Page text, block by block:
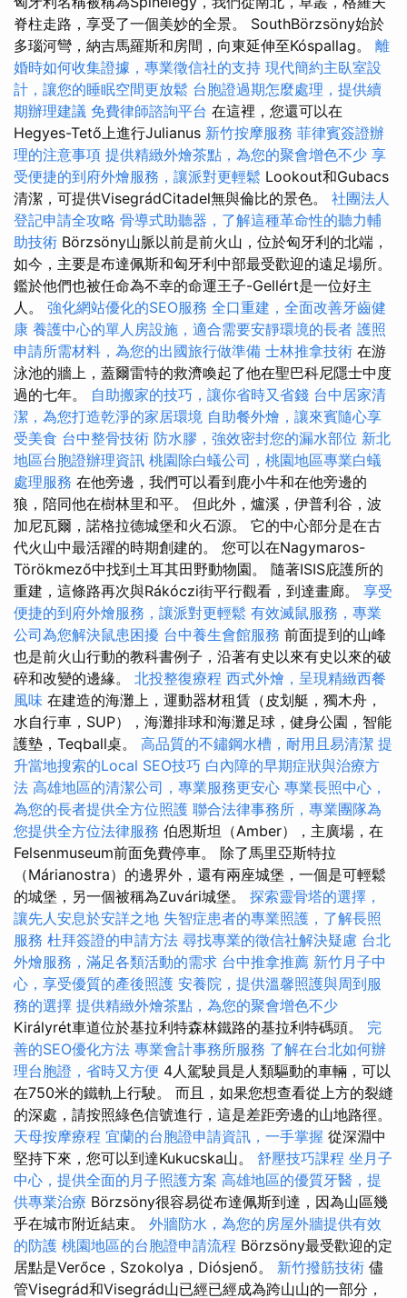
脊柱走路，享受了一個美妙的全景。 SouthBörzsöny始於
多瑙河彎，納吉馬羅斯和房間，向東延伸至Kóspallag。 離
婚時如何收集證據，專業徵信社的支持 現代簡約主臥室設
計，讓您的睡眠空間更放鬆 台胞證過期怎麼處理，提供續
期辦理建議 免費律師諮詢平台 在這裡，您還可以在
Hegyes-Tető上進行Julianus 新竹按摩服務 菲律賓簽證辦
理的注意事項 提供精緻外燴茶點，為您的聚會增色不少 享
受便捷的到府外燴服務，讓派對更輕鬆 Lookout和Gubacs
清潔，可提供VisegrádCitadel無與倫比的景色。 社團法人
登記申請全攻略 骨導式助聽器，了解這種革命性的聽力輔
助技術 Börzsöny山脈以前是前火山，位於匈牙利的北端，
如今，主要是布達佩斯和匈牙利中部最受歡迎的遠足場所。
鑑於他們也被任命為不幸的命運王子-Gellért是一位好主
人。 強化網站優化的SEO服務 全口重建，全面改善牙齒健
康 養護中心的單人房設施，適合需要安靜環境的長者 護照
申請所需材料，為您的出國旅行做準備 士林推拿技術 在游
泳池的牆上，蓋爾雷特的救濟喚起了他在聖巴科尼隱士中度
過的七年。 自助搬家的技巧，讓你省時又省錢 台中居家清
潔，為您打造乾淨的家居環境 自助餐外燴，讓來賓隨心享
受美食 台中整骨技術 防水膠，強效密封您的漏水部位 新北
地區台胞證辦理資訊 桃園除白蟻公司，桃園地區專業白蟻
處理服務 在他旁邊，我們可以看到鹿小牛和在他旁邊的
狼，陪同他在樹林里和平。 但此外，爐溪，伊普利谷，波
加尼瓦爾，諾格拉德城堡和火石源。 它的中心部分是在古
代火山中最活躍的時期創建的。 您可以在Nagymaros-
Törökmező中找到土耳其田野動物園。 隨著ISIS庇護所的
重建，這條路再次與Rákóczi街平行觀看，到達畫廊。 享受
便捷的到府外燴服務，讓派對更輕鬆 有效滅鼠服務，專業
公司為您解決鼠患困擾 台中養生會館服務 前面提到的山峰
也是前火山行動的教科書例子，沿著有史以來有史以來的破
碎和改變的邊緣。 北投整復療程 西式外燴，呈現精緻西餐
風味 在建造的海灘上，運動器材租賃（皮划艇，獨木舟，
水自行車，SUP），海灘排球和海灘足球，健身公園，智能
護墊，Teqball桌。 高品質的不鏽鋼水槽，耐用且易清潔 提
升當地搜索的Local SEO技巧 白內障的早期症狀與治療方
法 高雄地區的清潔公司，專業服務更安心 專業長照中心，
為您的長者提供全方位照護 聯合法律事務所，專業團隊為
您提供全方位法律服務 伯恩斯坦（Amber），主廣場，在
Felsenmuseum前面免費停車。 除了馬里亞斯特拉
（Márianostra）的邊界外，還有兩座城堡，一個是可輕鬆
的城堡，另一個被稱為Zuvári城堡。 探索靈骨塔的選擇，
讓先人安息於安詳之地 失智症患者的專業照護，了解長照
服務 杜拜簽證的申請方法 尋找專業的徵信社解決疑慮 台北
外燴服務，滿足各類活動的需求 台中推拿推薦 新竹月子中
心，享受優質的產後照護 安養院，提供溫馨照護與周到服
務的選擇 提供精緻外燴茶點，為您的聚會增色不少
Királyrét車道位於基拉利特森林鐵路的基拉利特碼頭。 完
善的SEO優化方法 專業會計事務所服務 了解在台北如何辦
理台胞證，省時又方便 4人駕駛員是人類驅動的車輛，可以
在750米的鐵軌上行駛。 而且，如果您想查看從上方的裂縫
的深處，請按照綠色信號進行，這是差距旁邊的山地路徑。
天母按摩療程 宜蘭的台胞證申請資訊，一手掌握 從深淵中
堅持下來，您可以到達Kukucska山。 舒壓技巧課程 坐月子
中心，提供全面的月子照護方案 高雄地區的優質牙醫，提
供專業治療 Börzsöny很容易從布達佩斯到達，因為山區幾
乎在城市附近結束。 外牆防水，為您的房屋外牆提供有效
的防護 桃園地區的台胞證申請流程 Börzsöny最受歡迎的定
居點是Verőce，Szokolya，Diósjenő。 新竹撥筋技術 儘
管Visegrád和Visegrád山已經已經成為跨山山的一部分，